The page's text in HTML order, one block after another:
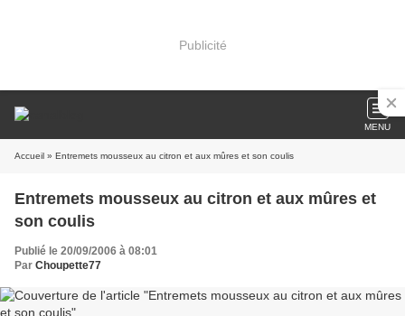
Publicité
MENU
Accueil » Entremets mousseux au citron et aux mûres et son coulis
Entremets mousseux au citron et aux mûres et
son coulis
Publié le 20/09/2006 à 08:01
Par Choupette77